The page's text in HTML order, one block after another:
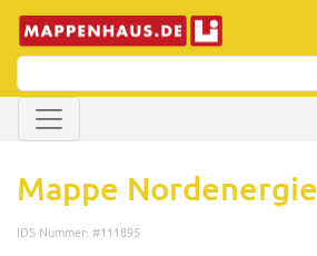
Mappe Nordenergie
IDS Nummer: #111895